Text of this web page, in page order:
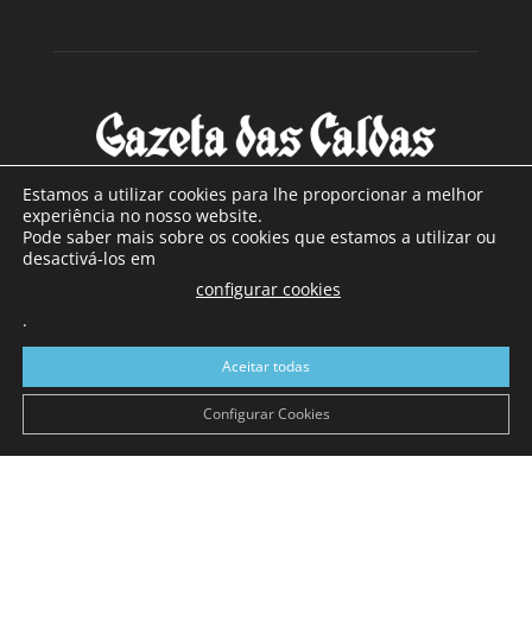
SOBRE NÓS
Com sede nas Caldas da Rainha e mais de 90 anos de
a sul de distrito de Leiria, com mais de 40.000 leitores por
toda a região Oeste. Jornal com distribuição em Portugal
Continental e assinatura online.
Estamos a utilizar cookies para lhe proporcionar a melhor
experiência no nosso website.
Pode saber mais sobre os cookies que estamos a utilizar ou
desactivá-los em
configurar cookies
.
Aceitar todas
Configurar Cookies